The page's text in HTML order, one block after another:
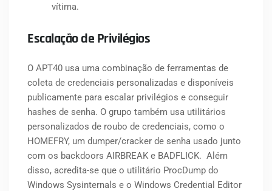
vítima.
Escalação de Privilégios
O APT40 usa uma combinação de ferramentas de
coleta de credenciais personalizadas e disponíveis
publicamente para escalar privilégios e conseguir
hashes de senha. O grupo também usa utilitários
personalizados de roubo de credenciais, como o
HOMEFRY, um dumper/cracker de senha usado junto
com os backdoors AIRBREAK e BADFLICK. Além
disso, acredita-se que o utilitário ProcDump do
Windows Sysinternals e o Windows Credential Editor